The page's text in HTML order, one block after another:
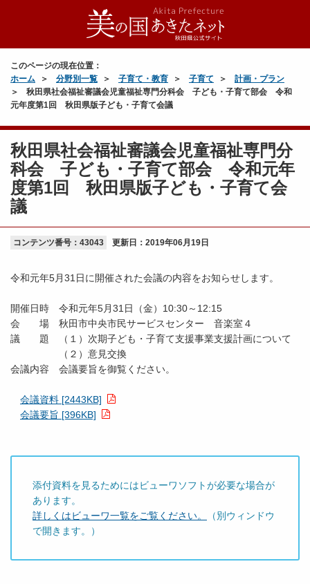
このページの現在位置：
ホーム
分野別一覧 子育て・教育 子育て
計画・プラン
秋田県社会福祉審議会児童福祉専門分科会 子ども・子育て部会 令和
元年度第1回 秋田県版子ども・子育て会議
秋田県社会福祉審議会児童福祉専門分
科会 子ども・子育て部会 令和元年
度第1回 秋田県版子ども・子育て会
議
コンテンツ番号：43043 更新日： 2019年06月19日
令和元年5月31日に開催された会議の内容をお知らせします。
開催日時 令和元年5月31日（金）10:30～12:15
会 場 秋田市中央市民サービスセンター 音楽室４
議 題 （１）次期子ども・子育て支援事業支援計画について
（２）意見交換
会議内容 会議要旨を御覧ください。
会議資料 [2443KB]
会議要旨 [396KB]
添付資料を見るためにはビューワソフトが必要な場合が
あります。
詳しくはビューワ一覧をご覧ください。
（別ウィンドウ
で開きます。）